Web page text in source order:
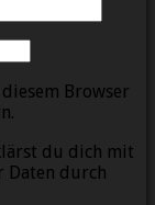
Browser
du dich mit
Daten durch